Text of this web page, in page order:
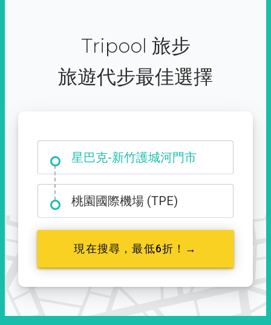
Tripool 旅步
旅遊代步最佳選擇
星巴克-新竹護城河門市
大霸尖山登山口
桃園國際機場 (TPE)
現在搜尋，最低6折！→